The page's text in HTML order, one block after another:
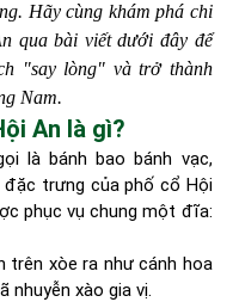
Hãy cùng khám phá chi
qua bài viết dưới đây để
"say lòng" và trở thành
Nam.
An là gì?
là bánh bao bánh vạc,
đặc trưng của phố cổ Hội
phục vụ chung một đĩa:
trên xòe ra như cánh hoa
nhuyễn xào gia vị.